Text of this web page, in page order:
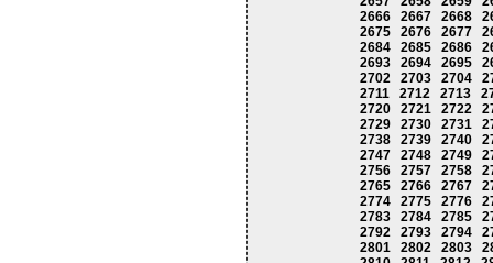
2666
2667 2668
2675
2676 2677
2684
2685 2686
2693
2694 2695
2702
2703 2704
2711
2712 2713
2720
2721 2722
2729
2730 2731
2738
2739 2740
2747
2748 2749
2756
2757 2758
2765
2766 2767
2774
2775 2776
2783
2784 2785
2792
2793 2794
2801
2802 2803